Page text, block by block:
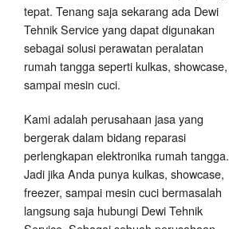
tepat. Tenang saja sekarang ada Dewi
Tehnik Service yang dapat digunakan
sebagai solusi perawatan peralatan
rumah tangga seperti kulkas, showcase,
sampai mesin cuci.
Kami adalah perusahaan jasa yang
bergerak dalam bidang reparasi
perlengkapan elektronika rumah tangga.
Jadi jika Anda punya kulkas, showcase,
freezer, sampai mesin cuci bermasalah
langsung saja hubungi Dewi Tehnik